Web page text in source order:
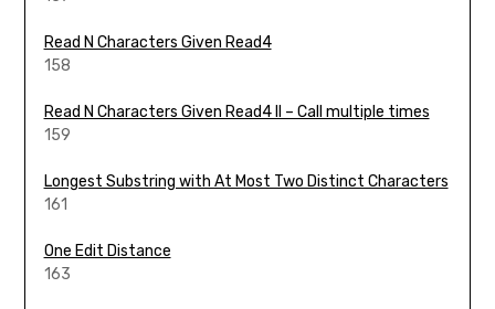
Read N Characters Given Read4
158
Read N Characters Given Read4 II – Call multiple times
159
Longest Substring with At Most Two Distinct Characters
161
One Edit Distance
163